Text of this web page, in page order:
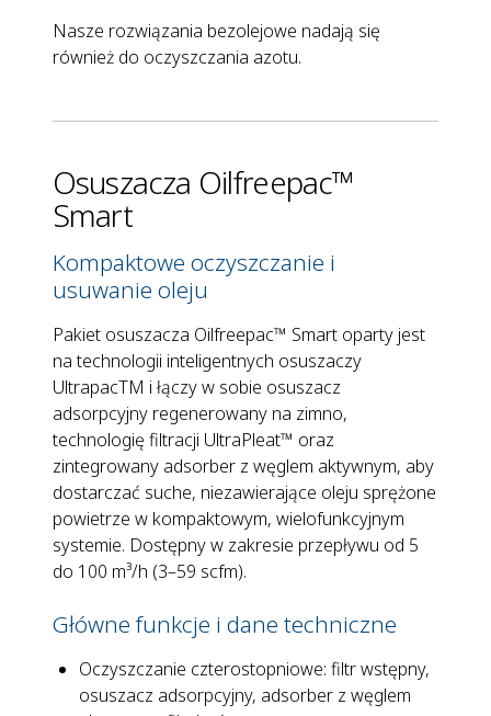
Nasze rozwiązania bezolejowe nadają się
również do oczyszczania azotu.
Osuszacza Oilfreepac™
Smart
Kompaktowe oczyszczanie i
usuwanie oleju
Pakiet osuszacza Oilfreepac™ Smart oparty jest
na technologii inteligentnych osuszaczy
UltrapacTM i łączy w sobie osuszacz
adsorpcyjny regenerowany na zimno,
technologię filtracji UltraPleat™ oraz
zintegrowany adsorber z węglem aktywnym, aby
dostarczać suche, niezawierające oleju sprężone
powietrze w kompaktowym, wielofunkcyjnym
systemie. Dostępny w zakresie przepływu od 5
do 100 m³/h (3–59 scfm).
Główne funkcje i dane techniczne
Oczyszczanie czterostopniowe: filtr wstępny,
osuszacz adsorpcyjny, adsorber z węglem